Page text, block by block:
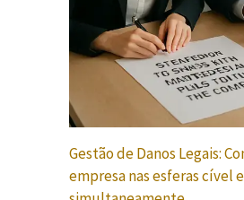
Gestão de Danos Legais:
empresa nas esferas cível